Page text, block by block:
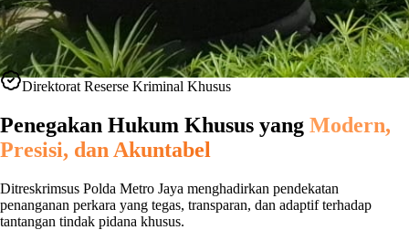
Direktorat Reserse Kriminal Khusus
Penegakan Hukum Khusus yang Modern,
Presisi, dan Akuntabel
Ditreskrimsus Polda Metro Jaya menghadirkan pendekatan
penanganan perkara yang tegas, transparan, dan adaptif terhadap
tantangan tindak pidana khusus.